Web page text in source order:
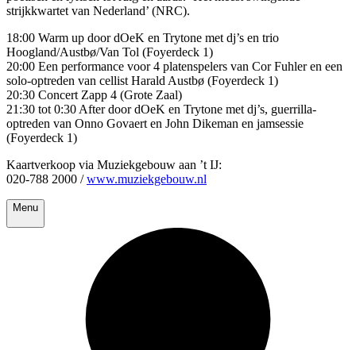
strijkkwartet van Nederland’ (NRC).
18:00 Warm up door dOeK en Trytone met dj’s en trio
Hoogland/Austbø/Van Tol (Foyerdeck 1)
20:00 Een performance voor 4 platenspelers van Cor Fuhler en een
solo-optreden van cellist Harald Austbø (Foyerdeck 1)
20:30 Concert Zapp 4 (Grote Zaal)
21:30 tot 0:30 After door dOeK en Trytone met dj’s, guerrilla-
optreden van Onno Govaert en John Dikeman en jamsessie
(Foyerdeck 1)
Kaartverkoop via Muziekgebouw aan ’t IJ:
020-788 2000 /www.muziekgebouw.nl
Menu